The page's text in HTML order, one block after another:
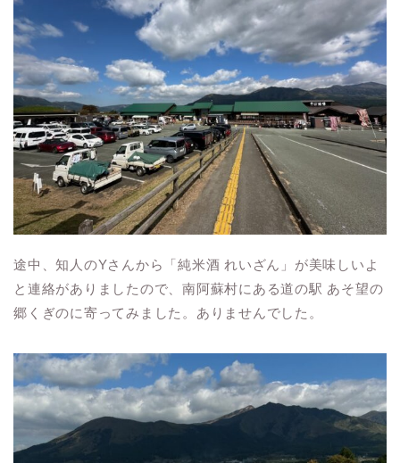
途中、知人のYさんから「純米酒 れいざん」が美味しいよ
と連絡がありましたので、南阿蘇村にある道の駅 あそ望の
郷くぎのに寄ってみました。ありませんでした。